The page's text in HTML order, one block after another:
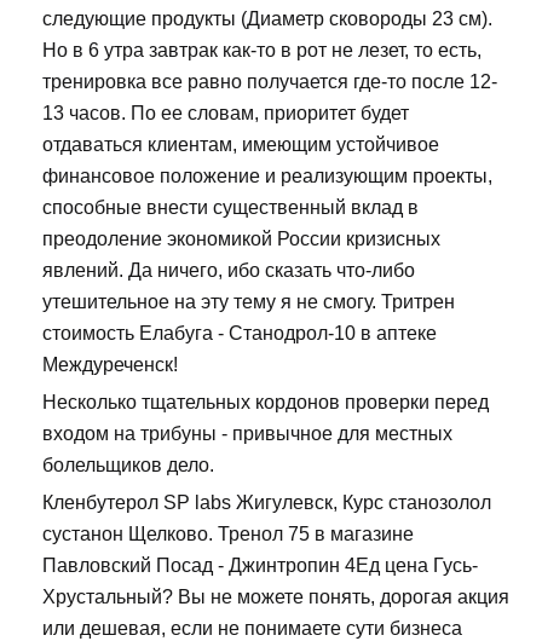
следующие продукты (Диаметр сковороды 23 см).
Но в 6 утра завтрак как-то в рот не лезет, то есть,
тренировка все равно получается где-то после 12-
13 часов. По ее словам, приоритет будет
отдаваться клиентам, имеющим устойчивое
финансовое положение и реализующим проекты,
способные внести существенный вклад в
преодоление экономикой России кризисных
явлений. Да ничего, ибо сказать что-либо
утешительное на эту тему я не смогу. Тритрен
стоимость Елабуга - Станодрол-10 в аптеке
Междуреченск!
Несколько тщательных кордонов проверки перед
входом на трибуны - привычное для местных
болельщиков дело.
Кленбутерол SP labs Жигулевск, Курс станозолол
сустанон Щелково. Тренол 75 в магазине
Павловский Посад - Джинтропин 4Ед цена Гусь-
Хрустальный? Вы не можете понять, дорогая акция
или дешевая, если не понимаете сути бизнеса